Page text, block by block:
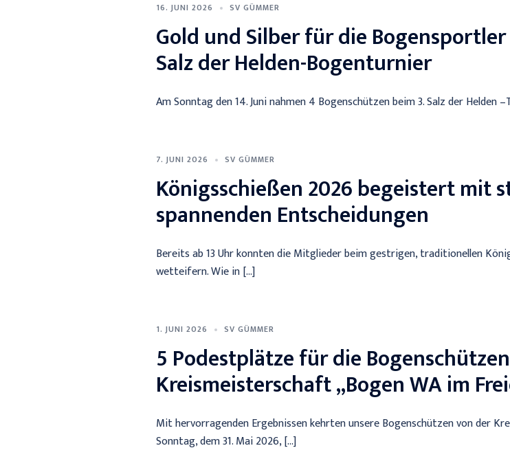
16. JUNI 2026 SV GÜMMER
Gold und Silber für die
Salz der Helden-Bogenturnier
Am Sonntag den 14. Juni nahmen 4 Bogenschützen beim 3. Salz der Helden
7. JUNI 2026 SV GÜMMER
Königsschießen 2026 begeistert mit
spannenden Entscheidungen
Bereits ab 13 Uhr konnten die Mitglieder beim gestrigen, traditionellen
wetteifern. Wie in […]
1. JUNI 2026 SV GÜMMER
5 Podestplätze für die
Kreismeisterschaft „Bogen WA im
Mit hervorragenden Ergebnissen kehrten unsere Bogenschützen von der
Sonntag, dem 31. Mai 2026, […]